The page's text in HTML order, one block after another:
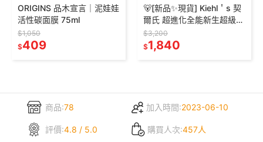
ORIGINS 品木宣言｜泥娃娃
活性碳面膜 75ml
$1,050
$409
🐻[新品✨現貨] Kiehl＇s 契
爾氏 超進化全能新生超級眼
霜 28ml 精華 保養 緊緻拉
提 撫紋 抗老 眼霜
$3,200
$1,840
商品:78 加入時間:2023-06-10
評價:4.8 / 5.0 購買人次:457人